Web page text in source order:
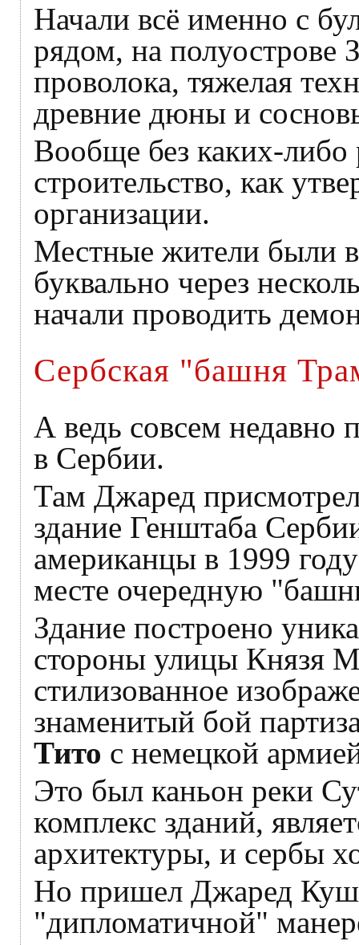
Начали всё именно с
рядом, на полуострове
проволока, тяжелая
древние дюны и
Вообще без каких-либо
строительство, как
организации.
Местные жители были
буквально через
начали проводить
Сербская "башня
А ведь совсем недавно
в Сербии.
Там Джаред
здание Генштаба
американцы в 1999
месте очередную
Здание построено
стороны улицы Князя
стилизованное
знаменитый бой
Тито с немецкой
Это был каньон реки
комплекс зданий,
архитектуры, и сербы
Но пришел Джаред
"дипломатичной"